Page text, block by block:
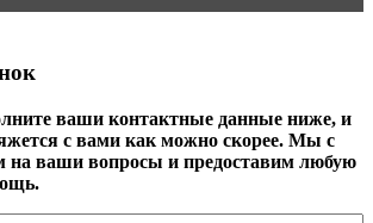
ваши контактные данные ниже, и
с вами как можно скорее. Мы с
на ваши вопросы и предоставим любую